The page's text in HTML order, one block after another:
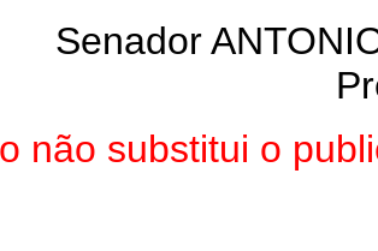
Senador
não substitui o